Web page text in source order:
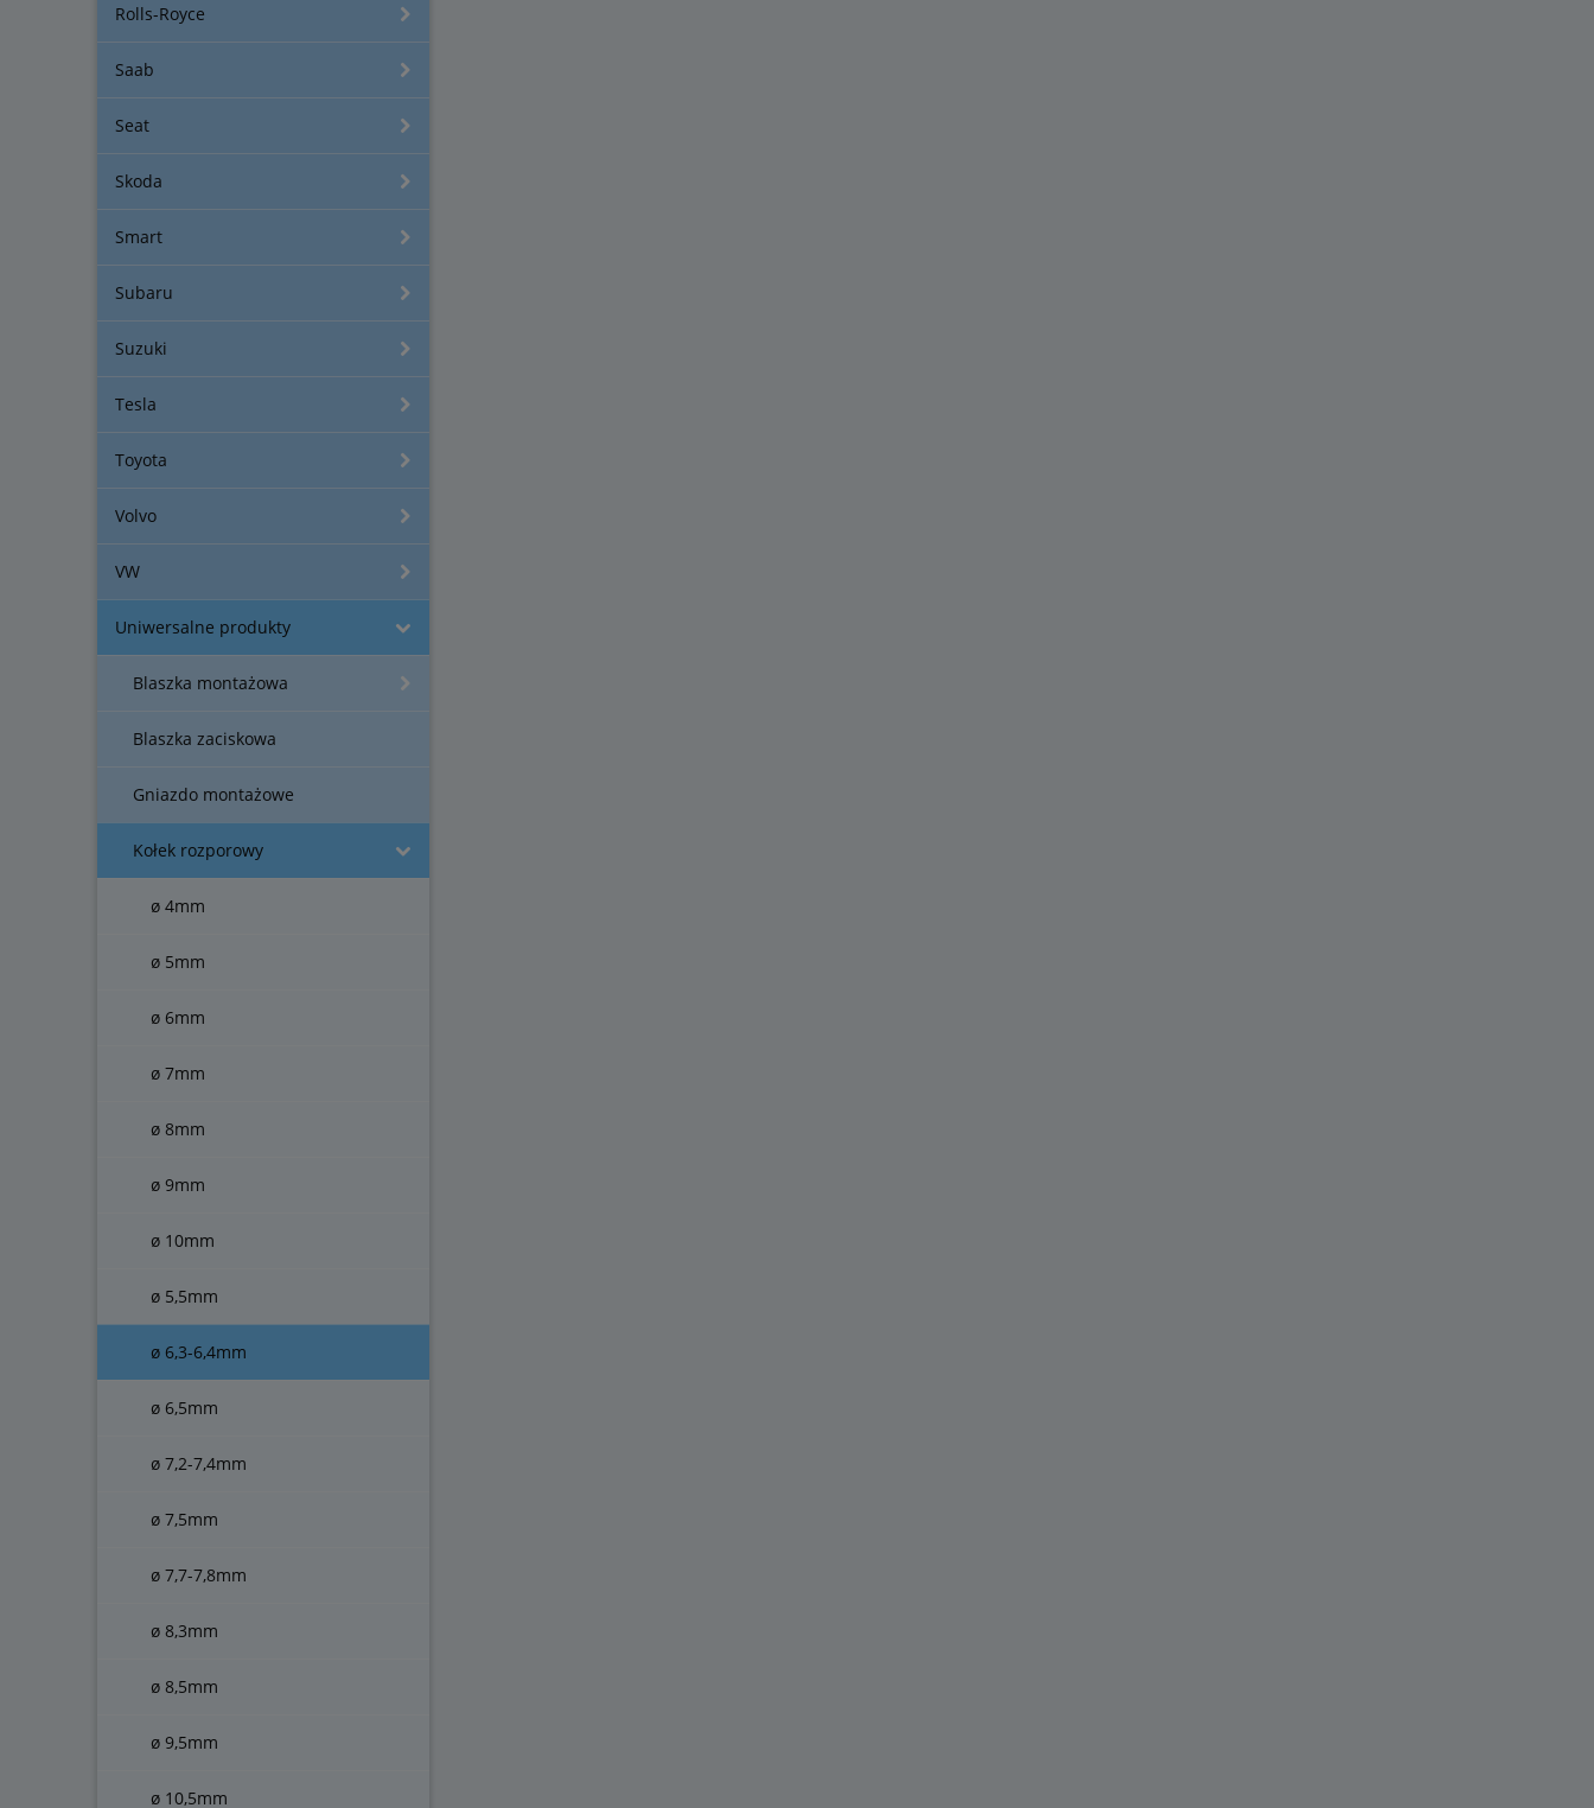
Rolls-Royce
Saab
Seat
Skoda
Smart
Subaru
Suzuki
Tesla
Toyota
Volvo
VW
Uniwersalne produkty
Blaszka montażowa
Blaszka zaciskowa
Gniazdo montażowe
Kołek rozporowy
ø 4mm
ø 5mm
ø 6mm
ø 7mm
ø 8mm
ø 9mm
ø 10mm
ø 5,5mm
ø 6,3-6,4mm
ø 6,5mm
ø 7,2-7,4mm
ø 7,5mm
ø 7,7-7,8mm
ø 8,3mm
ø 8,5mm
ø 9,5mm
ø 10,5mm